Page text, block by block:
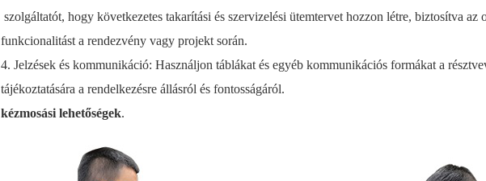
szolgáltatót, hogy következetes takarítási és szervizelési ütemtervet hozzon létre, biztosítva az
funkcionalitást a rendezvény vagy projekt során.
4. Jelzések és kommunikáció: Használjon táblákat és egyéb kommunikációs formákat a
tájékoztatására a rendelkezésre állásról és fontosságáról.
kézmosási lehetőségek.